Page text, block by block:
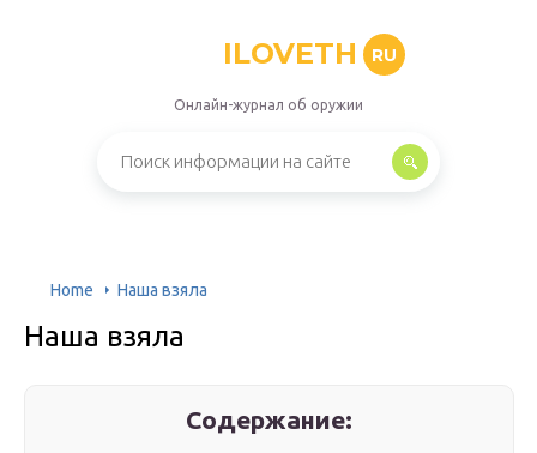
ILOVETH RU
Онлайн-журнал об оружии
Home Наша взяла
Наша взяла
Содержание: